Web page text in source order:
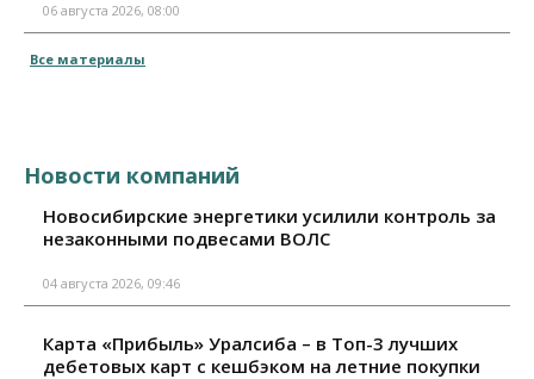
06 августа 2026, 08:00
Все материалы
Новости компаний
Новосибирские энергетики усилили контроль за
незаконными подвесами ВОЛС
04 августа 2026, 09:46
Карта «Прибыль» Уралсиба – в Топ-3 лучших
дебетовых карт с кешбэком на летние покупки